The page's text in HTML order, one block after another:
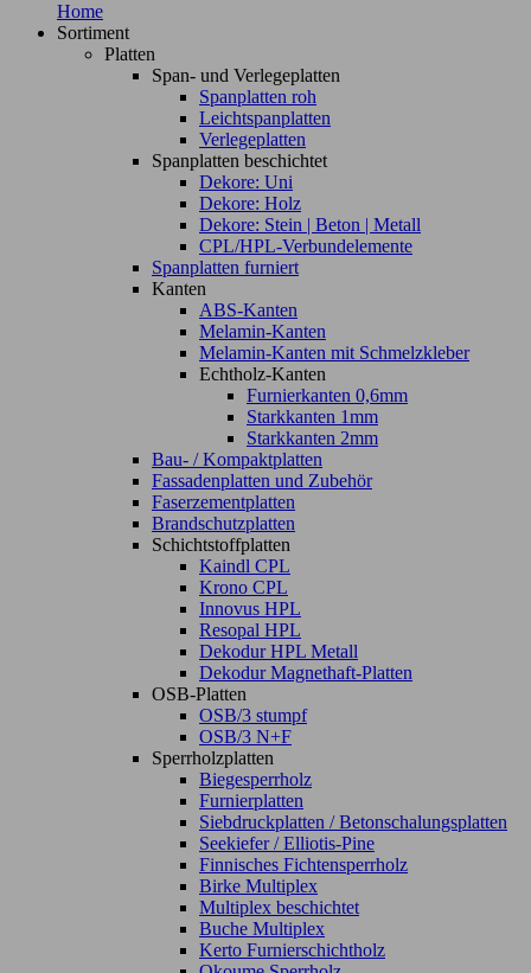
Home
Sortiment
Platten
Span- und Verlegeplatten
Spanplatten roh
Leichtspanplatten
Verlegeplatten
Spanplatten beschichtet
Dekore: Uni
Dekore: Holz
Dekore: Stein | Beton | Metall
CPL/HPL-Verbundelemente
Spanplatten furniert
Kanten
ABS-Kanten
Melamin-Kanten
Melamin-Kanten mit Schmelzkleber
Echtholz-Kanten
Furnierkanten 0,6mm
Starkkanten 1mm
Starkkanten 2mm
Bau- / Kompaktplatten
Fassadenplatten und Zubehör
Faserzementplatten
Brandschutzplatten
Schichtstoffplatten
Kaindl CPL
Krono CPL
Innovus HPL
Resopal HPL
Dekodur HPL Metall
Dekodur Magnethaft-Platten
OSB-Platten
OSB/3 stumpf
OSB/3 N+F
Sperrholzplatten
Biegesperrholz
Furnierplatten
Siebdruckplatten / Betonschalungsplatten
Seekiefer / Elliotis-Pine
Finnisches Fichtensperrholz
Birke Multiplex
Multiplex beschichtet
Buche Multiplex
Kerto Furnierschichtholz